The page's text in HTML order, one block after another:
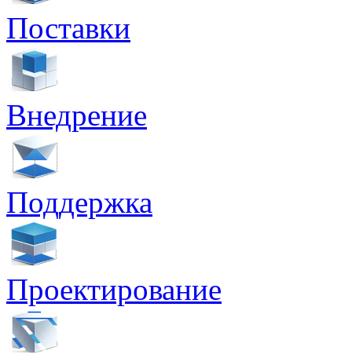
Поставки
Внедрение
Поддержка
Проектирование